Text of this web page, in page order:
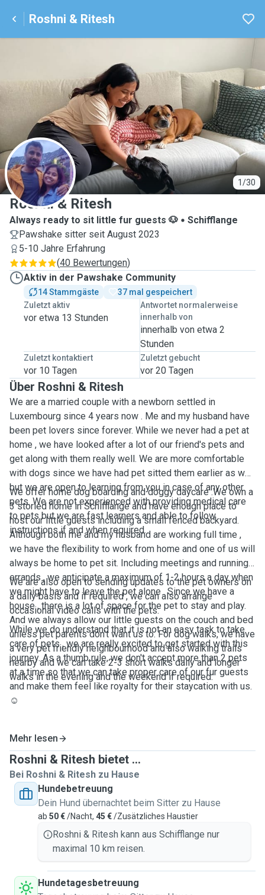
Roshni & Ritesh
1/30
R
Roshni & Ritesh
Always ready to sit little fur guests 🐶
Schifflange
Pawshake sitter seit August 2023
5-10 Jahre Erfahrung
(40 Bewertungen)
Aktiv in der Pawshake Community
14 Stammgäste
37 mal gespeichert
Zuletzt aktiv
vor etwa 13 Stunden
Antwortet normalerweise
innerhalb von
innerhalb von etwa 2
Stunden
Zuletzt kontaktiert
vor 10 Tagen
Zuletzt gebucht
vor 20 Tagen
Über Roshni & Ritesh
We are a married couple with a newborn settled in
Luxembourg since 4 years now . Me and my husband have
been pet lovers since forever. While we never had a pet at
home , we have looked after a lot of our friend's pets and
get along with them really well. We are more comfortable
with dogs since we have had pet sitted them earlier as well
but we are open to learning from you in case of any other
pets. We are not experienced with providing medical care
to pets but we are fast learners and able to follow
instructions if and when required.
We offer home dog boarding and doggy daycare .We own a
3 storied home in Schifflange and have enough place to
host our little guests including a small fenced backyard.
Although both me and my husband are working full time ,
we have the flexibility to work from home and one of us will
always be home to pet sit. Including meetings and running
errands , we anticipate a maximum of 1-2 hours a day when
we might have to leave the pet alone . Since we have a
house , there is a lot of space for the pet to stay and play.
And we always allow our little guests on the couch and bed
unless pet parents don't want us to. For dog walks, we have
a very pet friendly neighbourhood and also walking trails
nearby and we can take 2-3 short walks daily and longer
walks in the evening and the weekend if required.
We are also open to sending updates to the pet owners on
a daily basis and if required , we can also arrange
occasional video calls with the pets.
While we do understand that it is not an easy task to take
care of pets , we are really excited to get started with this
journey. As a thumb rule, we don't accept more than 2 pets
at a time so that we can take proper care of our fur guests
and make them feel like royalty for their staycation with us.
☺️
Mehr lesen
Roshni & Ritesh bietet ...
Bei Roshni & Ritesh zu Hause
Hundebetreuung
Dein Hund übernachtet beim Sitter zu Hause
ab 50 €/Nacht, 45 €/Zusätzliches Haustier
Roshni & Ritesh kann aus Schifflange nur
maximal 10 km reisen.
Hundetagesbetreuung